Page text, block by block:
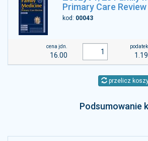
Primary Care Review
kod: 00043
cena jdn.
16.00
podatek
1.19
przelicz
Podsumowanie